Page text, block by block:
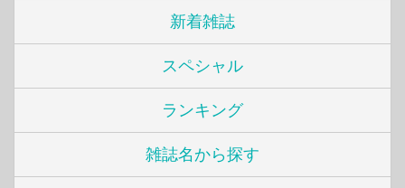
新着雑誌
スペシャル
ランキング
雑誌名から探す